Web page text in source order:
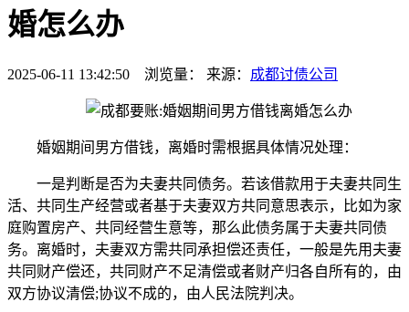
婚怎么办
2025-06-11 13:42:50 浏览量： 来源： 成都讨债公司
婚姻期间男方借钱，离婚时需根据具体情况处理：
一是判断是否为夫妻共同债务。若该借款用于夫妻共同生
活、共同生产经营或者基于夫妻双方共同意思表示，比如为家
庭购置房产、共同经营生意等，那么此债务属于夫妻共同债
务。离婚时，夫妻双方需共同承担偿还责任，一般是先用夫妻
共同财产偿还，共同财产不足清偿或者财产归各自所有的，由
双方协议清偿;协议不成的，由人民法院判决。